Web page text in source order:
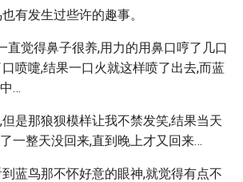
有发生过些许的趣事。
直觉得鼻子很养,用力的用鼻口哼了几口
喷嚏,结果一口火就这样喷了出去,而蓝
…
是那狼狈模样让我不禁发笑,结果当天
一整天没回来,直到晚上才又回来…
蓝鸟那不怀好意的眼神,就觉得有点不